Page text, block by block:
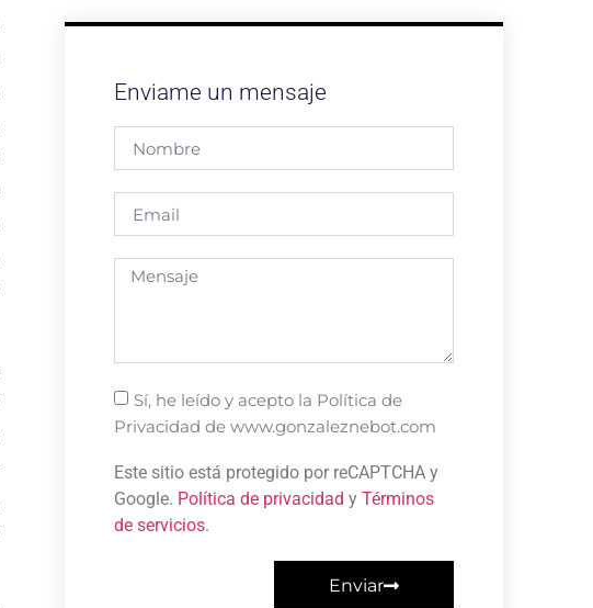
Enviame un mensaje
Sí, he leído y acepto la Política de
Privacidad de www.gonzaleznebot.com
Este sitio está protegido por reCAPTCHA y
Google. Política de privacidad y Términos
de servicios.
Enviar